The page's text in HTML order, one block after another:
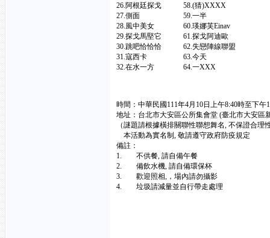
26.阿根廷探戈 58.(猜)XXXX
27.側面 59.一半
28.風中美女 60.瑛娜芙Einav
29.探戈馬堅它 61.探戈阿迪歐
30.跳吧恰恰恰 62.失戀陣線聯盟
31.寇西卡 63.今天 95.夢
32.在水一方 64.一XXX 96.你
時間：中華民國111年4月10日上午8:40時至下午
地址：台北市大安區公所集會堂 (臺北市大安區
（謎題請根據橫排關聯性聯想舞名, 不保證合理
本活動為實名制, 敬請遵守政府防疫規定
備註：
1. 不供餐, 請自備午餐
2. 備飲水機, 請自備環保杯
3. 歡迎照相,，場內請勿攝影
4. 垃圾請減量並自行帶走處理